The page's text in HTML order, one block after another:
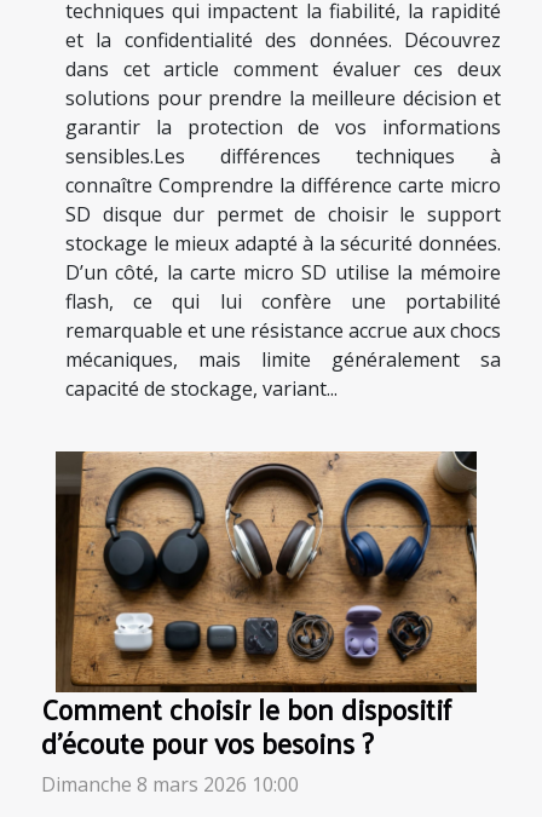
techniques qui impactent la fiabilité, la rapidité
et la confidentialité des données. Découvrez
dans cet article comment évaluer ces deux
solutions pour prendre la meilleure décision et
garantir la protection de vos informations
sensibles.Les différences techniques à
connaître Comprendre la différence carte micro
SD disque dur permet de choisir le support
stockage le mieux adapté à la sécurité données.
D’un côté, la carte micro SD utilise la mémoire
flash, ce qui lui confère une portabilité
remarquable et une résistance accrue aux chocs
mécaniques, mais limite généralement sa
capacité de stockage, variant...
Comment choisir le bon dispositif
d'écoute pour vos besoins ?
Dimanche 8 mars 2026 10:00